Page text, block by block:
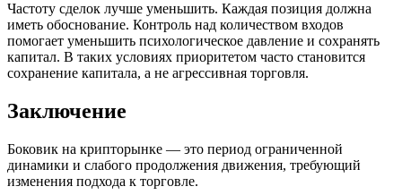
Частоту сделок лучше уменьшить. Каждая позиция должна
иметь обоснование. Контроль над количеством входов
помогает уменьшить психологическое давление и сохранять
капитал. В таких условиях приоритетом часто становится
сохранение капитала, а не агрессивная торговля.
Заключение
Боковик на крипторынке — это период ограниченной
динамики и слабого продолжения движения, требующий
изменения подхода к торговле.